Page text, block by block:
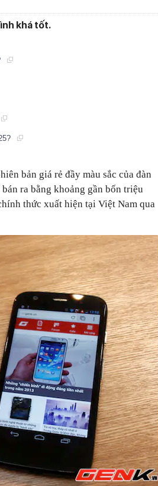
khá tốt.
bản giá rẻ đầy màu sắc của đàn
ra bằng khoảng gần bốn triệu
thức xuất hiện tại Việt Nam qua